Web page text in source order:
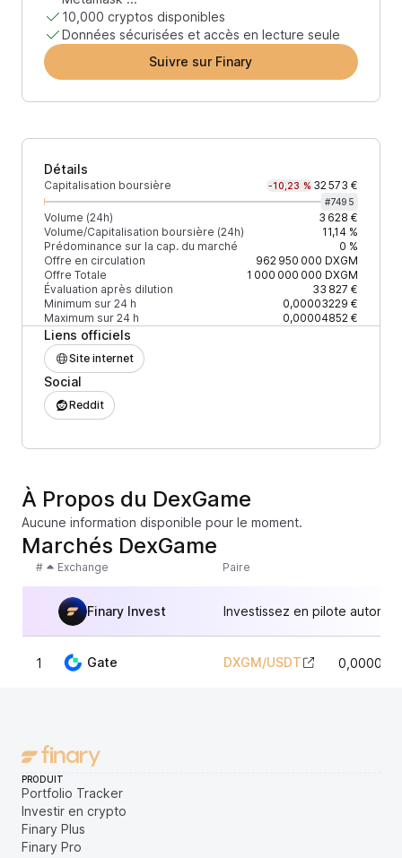
10,000 cryptos disponibles
Données sécurisées et accès en lecture seule
Suivre sur Finary
Détails
Capitalisation boursière -10,23 % 32 573 €
#7495
Volume (24h)
3 628 €
Volume/Capitalisation boursière (24h)
11,14 %
Prédominance sur la cap. du marché
0 %
Offre en circulation
962 950 000 DXGM
Offre Totale
1 000 000 000 DXGM
Évaluation après dilution
33 827 €
Minimum sur 24 h
0,00003229 €
Maximum sur 24 h
0,00004852 €
Liens officiels
Site internet
Social
Reddit
À Propos du DexGame
Aucune information disponible pour le moment.
Marchés DexGame
# Exchange Paire
Finary Invest Investissez en pilote
1 Gate DXGM/USDT
PRODUIT
Portfolio Tracker
Investir en crypto
Finary Plus
Finary Pro